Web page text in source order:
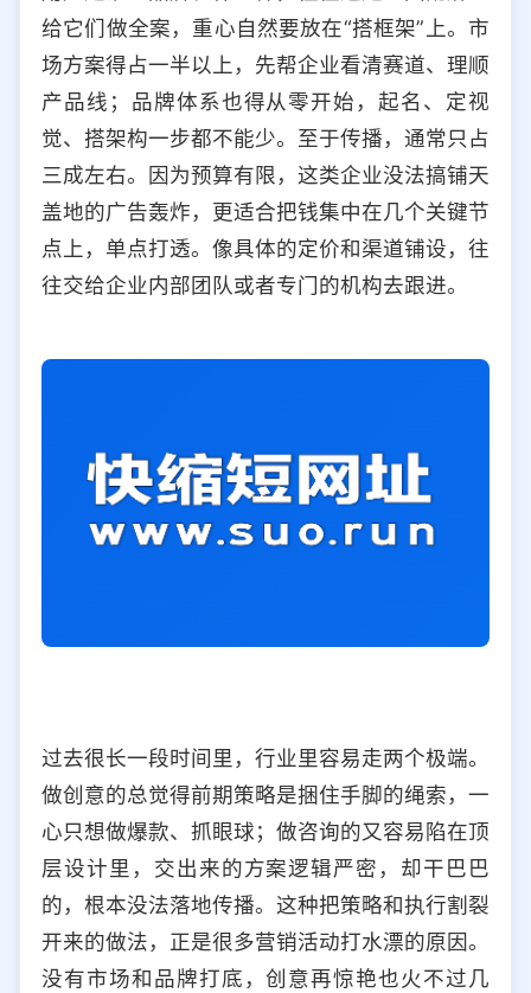
给它们做全案，重心自然要放在“搭框架”上。市
场方案得占一半以上，先帮企业看清赛道、理顺
产品线；品牌体系也得从零开始，起名、定视
觉、搭架构一步都不能少。至于传播，通常只占
三成左右。因为预算有限，这类企业没法搞铺天
盖地的广告轰炸，更适合把钱集中在几个关键节
点上，单点打透。像具体的定价和渠道铺设，往
往交给企业内部团队或者专门的机构去跟进。
过去很长一段时间里，行业里容易走两个极端。
做创意的总觉得前期策略是捆住手脚的绳索，一
心只想做爆款、抓眼球；做咨询的又容易陷在顶
层设计里，交出来的方案逻辑严密，却干巴巴
的，根本没法落地传播。这种把策略和执行割裂
开来的做法，正是很多营销活动打水漂的原因。
没有市场和品牌打底，创意再惊艳也火不过几